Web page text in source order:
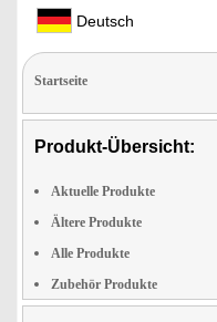
Deutsch
Startseite
Produkt-Übersicht:
Aktuelle Produkte
Ältere Produkte
Alle Produkte
Zubehör Produkte